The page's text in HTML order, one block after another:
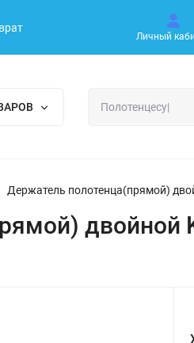
Личный
Держатель полотенца(прямой)
двойной